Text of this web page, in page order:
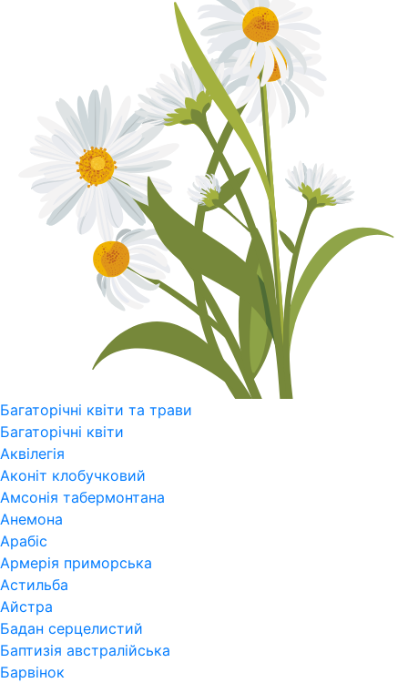
Багаторічні квіти та трави
Багаторічні квіти
Аквілегія
Аконіт клобучковий
Амсонія табермонтана
Анемона
Арабіс
Армерія приморська
Астильба
Айстра
Бадан серцелистий
Баптизія австралійська
Барвінок